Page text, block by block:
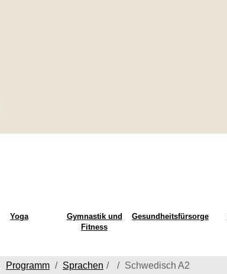
Yoga
Gymnastik und
Fitness
Gesundheitsfürsorge
Programm Sprachen Schwedisch A2